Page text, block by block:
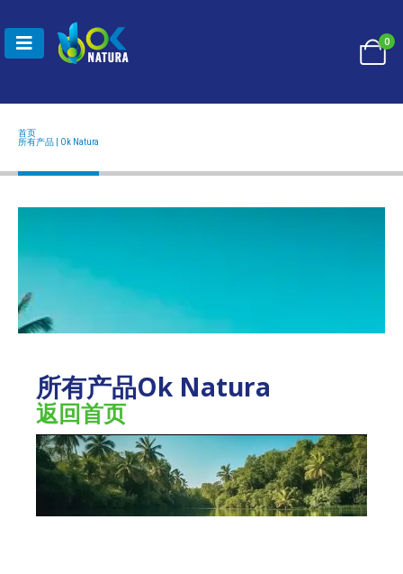
0
首页
所有产品 | Ok Natura
所有产品Ok Natura
返回首页